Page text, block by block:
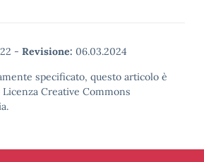
- Revisione: 06.03.2024
specificato, questo articolo è
Creative Commons